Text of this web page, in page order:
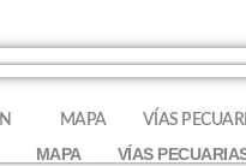
MAPA VÍAS
MAPA VÍAS